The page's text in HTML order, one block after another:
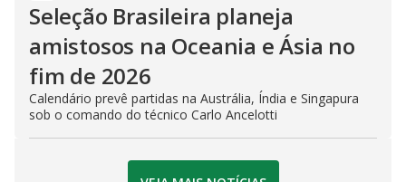
Seleção Brasileira planeja
amistosos na Oceania e Ásia no
fim de 2026
Calendário prevê partidas na Austrália, Índia e Singapura
sob o comando do técnico Carlo Ancelotti